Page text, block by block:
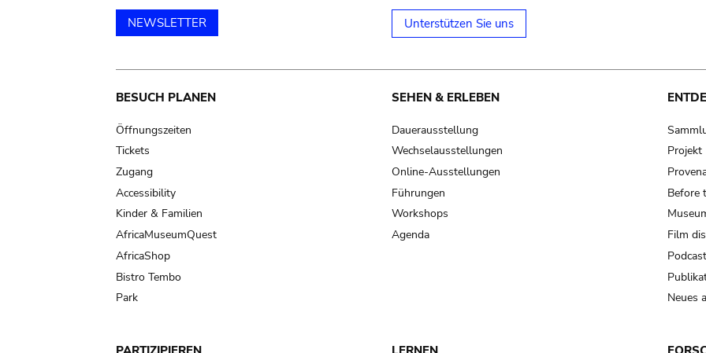
NEWSLETTER Unterstützen Sie uns
Main
navigation
BESUCH PLANEN
Öffnungszeiten
Tickets
Zugang
Accessibility
Kinder & Familien
AfricaMuseumQuest
AfricaShop
Bistro Tembo
Park
SEHEN & ERLEBEN
Dauerausstellung
Wechselausstellungen
Online-Ausstellungen
Führungen
Workshops
Agenda
Projekt
Before
Film
Neues